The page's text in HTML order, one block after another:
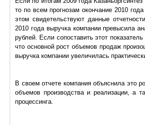
то по всем прогнозам окончание 2010
этом свидетельствуют данные
2010 года выручка компании превысила
рублей. Если сопоставить этот
что основной рост объемов продаж
выручка компании увеличилась
В своем отчете компания объяснила это
объемов производства и реализации, а
процессинга.